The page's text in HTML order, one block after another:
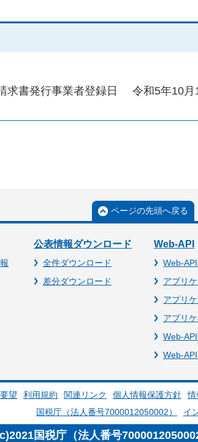
求書発行事業者登録日 令和5年10月
ページの先頭へ戻る
公表情報ダウンロード
全件ダウンロード
差分ダウンロード
Web-API
Web-
アプリ
アプリ
アプリ
Web-
Web-
望 利用規約 関連リンク 個人情報保護方針 情
国税庁（法人番号7000012050002）
イ
国税庁（法人番号